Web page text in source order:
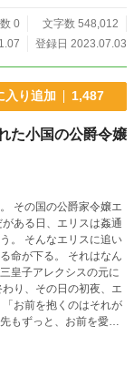
です。 ※ノクターンノ
同じ作品を公開してお
0
文字数 548,012
登録日 2023.07.03
入り追加 1,487
た小国の公爵令嬢
その国の公爵家令嬢エ
追い
命が下る。 それはなん
皇子アレクシスの元に
もずっと、お前を愛す